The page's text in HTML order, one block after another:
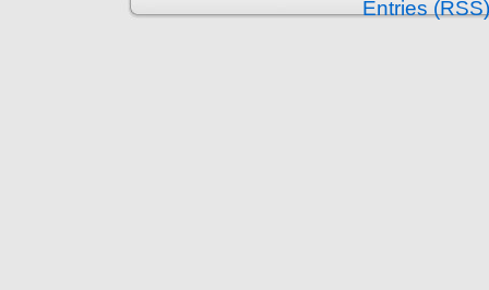
Entries (RSS)